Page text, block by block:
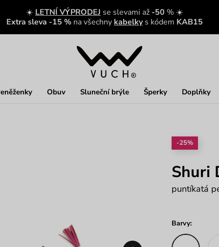
☀️ LETNÍ VÝPRODEJ se slevami až -50 % ☀️
Extra sleva -15 % na všechny kabelkys kódem KAB15
Obuv Sluneční brýle Šperky Doplňky
-25%
Shuri
puntíkatá
Barvy: